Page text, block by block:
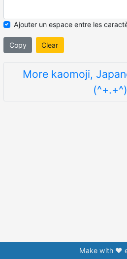
Ajouter un espace entre les
Copy Clear
More kaomoji,
(^+.+^)
Make with ❤️